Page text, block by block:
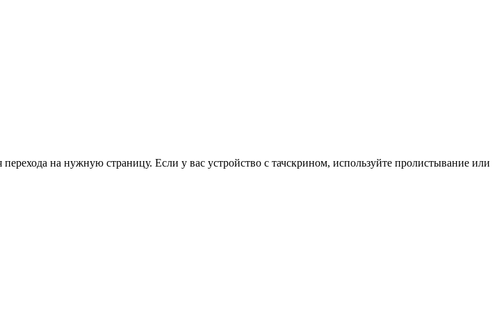
на нужную страницу. Если у вас устройство с тачскрином, используйте пролистывание или